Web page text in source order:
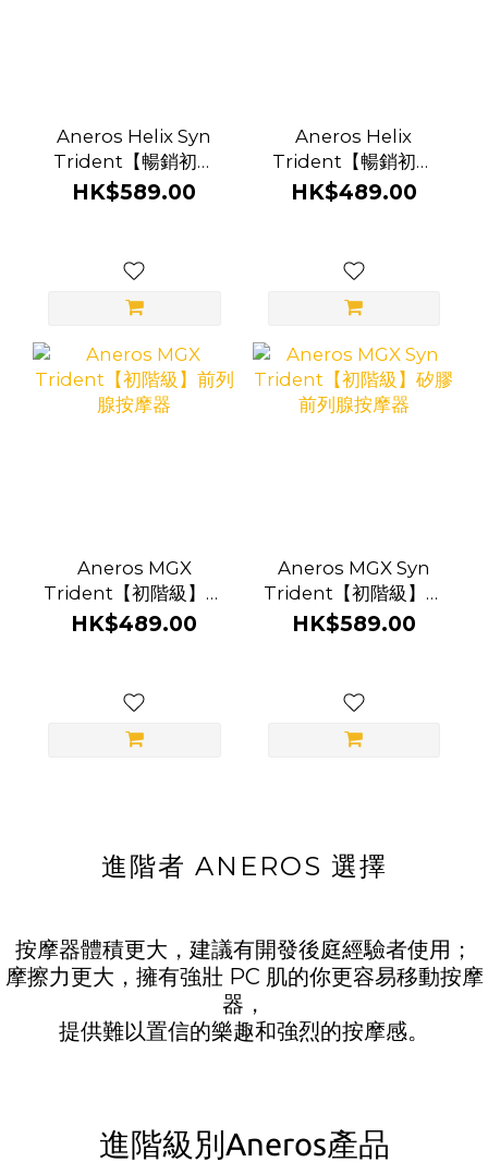
Aneros Helix Syn
Trident【暢銷初階
級】矽膠 前列腺按摩
HK$589.00
Aneros Helix
Trident【暢銷初階
級】前列腺按摩器
HK$489.00
Aneros MGX
Trident【初階級】前
列腺按摩器
HK$489.00
Aneros MGX Syn
Trident【初階級】矽
膠 前列腺按摩器
HK$589.00
進階者 ANEROS 選擇
按摩器體積更大，建議有開發後庭經驗者使用；
摩擦力更大，擁有強壯 PC 肌的你更容易移動按摩
器，
提供難以置信的樂趣和強烈的按摩感。
進階級別Aneros產品